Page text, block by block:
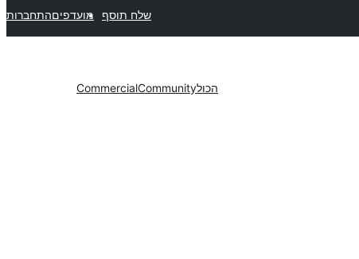
שלח תוסף מועדפיםהתחברות
הכולCommunity
Commercial